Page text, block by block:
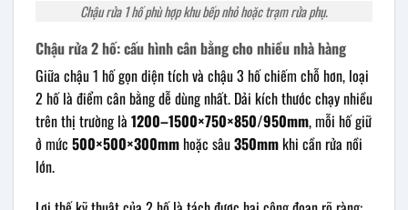
Chậu rửa 1 hố phù hợp khu bếp nhỏ hoặc trạm rửa phụ.
Chậu rửa 2 hố: cấu hình cân bằng cho nhiều nhà hàng
Giữa chậu 1 hố gọn diện tích và chậu 3 hố chiếm chỗ hơn, loại
2 hố là điểm cân bằng dễ dùng nhất. Dải kích thước chạy nhiều
trên thị trường là 1200–1500×750×850/950mm, mỗi hố giữ
ở mức 500×500×300mm hoặc sâu350mmkhi cần rửa nồi
lớn.